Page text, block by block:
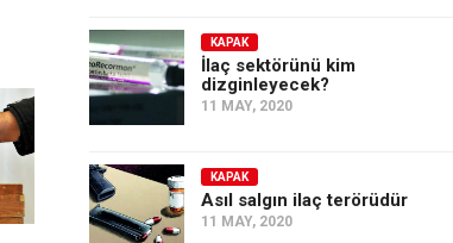
KAPAK
İlaç sektörünü kim
dizginleyecek?
11 MAY, 2020
KAPAK
Asıl salgın ilaç terörüdür
11 MAY, 2020